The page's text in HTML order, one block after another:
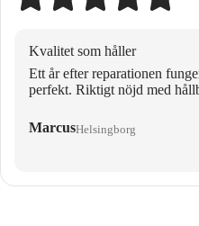
Kvalitet som håller
Ett år efter reparationen
perfekt. Riktigt nöjd med
MarcusHelsingborg